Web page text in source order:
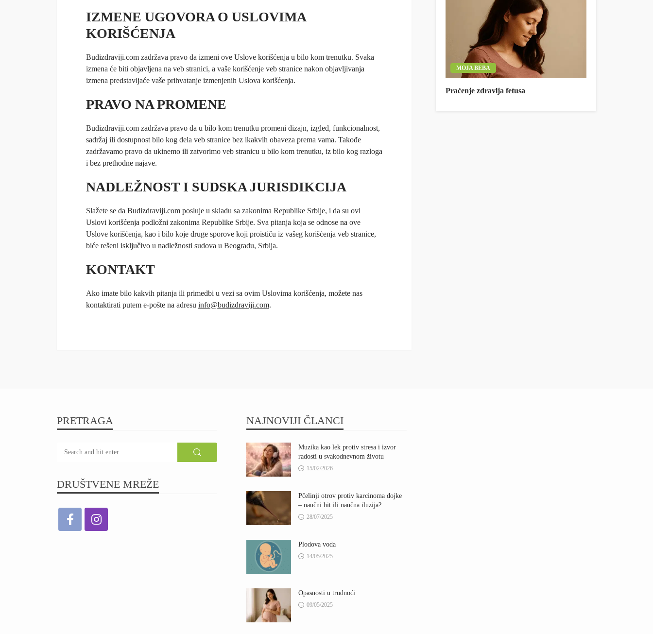
IZMENE UGOVORA O USLOVIMA
KORIŠĆENJA
Budizdraviji.com zadržava pravo da izmeni ove Uslove korišćenja u bilo kom trenutku. Svaka
izmena će biti objavljena na veb stranici, a vaše korišćenje veb stranice nakon objavljivanja
izmena predstavljaće vaše prihvatanje izmenjenih Uslova korišćenja.
PRAVO NA PROMENE
Budizdraviji.com zadržava pravo da u bilo kom trenutku promeni dizajn, izgled, funkcionalnost,
sadržaj ili dostupnost bilo kog dela veb stranice bez ikakvih obaveza prema vama. Takođe
zadržavamo pravo da ukinemo ili zatvorimo veb stranicu u bilo kom trenutku, iz bilo kog razloga
i bez prethodne najave.
NADLEŽNOST I SUDSKA JURISDIKCIJA
Slažete se da Budizdraviji.com posluje u skladu sa zakonima Republike Srbije, i da su ovi
Uslovi korišćenja podložni zakonima Republike Srbije. Sva pitanja koja se odnose na ove
Uslove korišćenja, kao i bilo koje druge sporove koji proističu iz vašeg korišćenja veb stranice,
biće rešeni isključivo u nadležnosti sudova u Beogradu, Srbija.
KONTAKT
Ako imate bilo kakvih pitanja ili primedbi u vezi sa ovim Uslovima korišćenja, možete nas
kontaktirati putem e-pošte na adresu info@budizdraviji.com.
MOJA BEBA
Praćenje zdravlja fetusa
PRETRAGA
DRUŠTVENE MREŽE
NAJNOVIJI ČLANCI
Muzika kao lek protiv stresa i izvor
radosti u svakodnevnom životu
15/02/2026
Pčelinji otrov protiv karcinoma dojke
– naučni hit ili naučna iluzija?
28/07/2025
Plodova voda
14/05/2025
Opasnosti u trudnoći
09/05/2025